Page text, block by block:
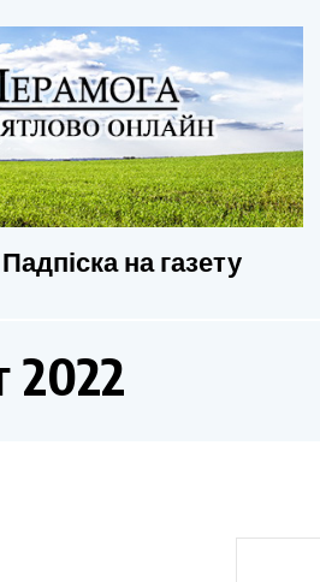
Падпіска на газету